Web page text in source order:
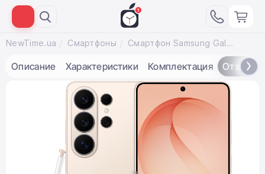
NewTime.ua Смартфоны Смартфон Samsung Galaxy S26 Ultra 12/512GB - Pink Gold (SM-S948BZDG)
Описание Характеристики Комплектация Отзывы